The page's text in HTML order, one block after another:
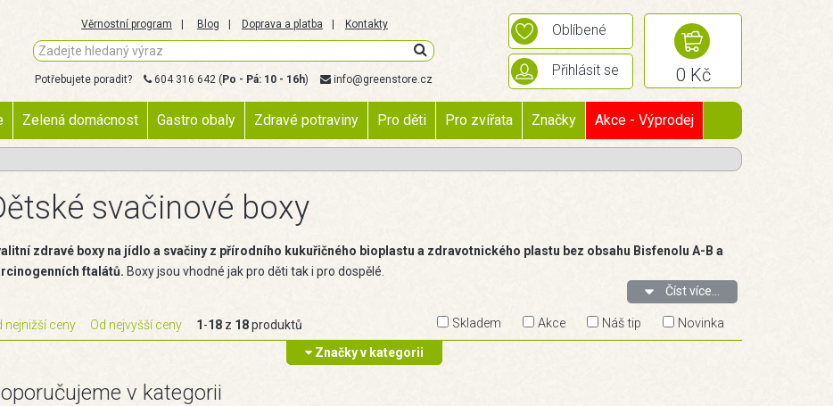
Věrnostní program Blog Doprava a platba Kontakty
Potřebujete poradit? 604 316 642 ( Po - Pá: 10 - 16h) info@greenstore.cz
Oblíbené
Přihlásit se 0 Kč
Zelená domácnost Gastro obaly Zdravé potraviny Pro děti Pro zvířata Značky Akce - Výprodej
svačinové boxy
zdravé boxy na jídlo a svačiny z přírodního kukuřičného bioplastu a zdravotnického plastu bez obsahu Bisfenolu A-B a
ftalátů. Boxy jsou vhodné jak pro děti tak i pro dospělé.
Číst více...
nejnižší ceny Od nejvyšší ceny 1 -18z 18produktů Skladem Akce Náš tip Novinka
Značky v kategorii
v kategorii